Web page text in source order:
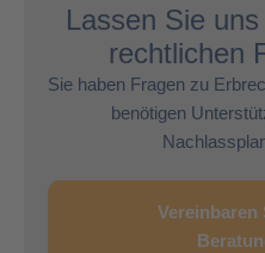
Lassen Sie
rechtlichen
Sie haben Fragen zu
benötigen
Vereinbaren